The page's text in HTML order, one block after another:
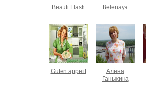
Beauti Flash Belenaya
Guten appetit
Алёна
Ганьжина